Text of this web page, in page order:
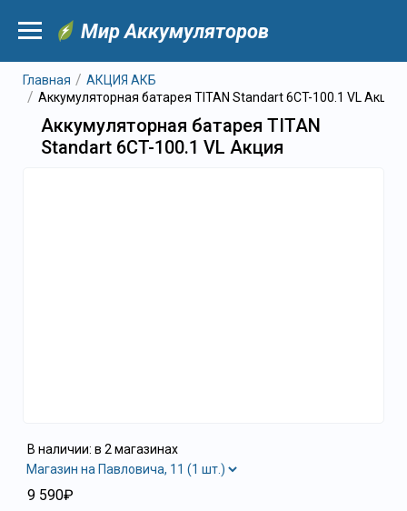
Мир Аккумуляторов
Главная
АКЦИЯ АКБ
Аккумуляторная батарея TITAN Standart 6CT-100.1 VL Акция
Аккумуляторная батарея TITAN
Standart 6CT-100.1 VL Акция
В наличии: в 2 магазинах
9 590₽